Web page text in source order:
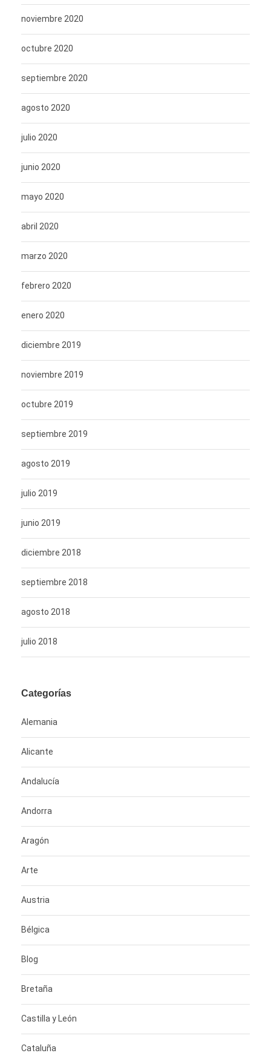
noviembre 2020
octubre 2020
septiembre 2020
agosto 2020
julio 2020
junio 2020
mayo 2020
abril 2020
marzo 2020
febrero 2020
enero 2020
diciembre 2019
noviembre 2019
octubre 2019
septiembre 2019
agosto 2019
julio 2019
junio 2019
diciembre 2018
septiembre 2018
agosto 2018
julio 2018
Categorías
Alemania
Alicante
Andalucía
Andorra
Aragón
Arte
Austria
Bélgica
Blog
Bretaña
Castilla y León
Cataluña